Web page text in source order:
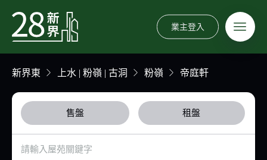
業主登入
新界東 上水 | 粉嶺 | 古洞 粉嶺 帝庭軒
售盤 租盤